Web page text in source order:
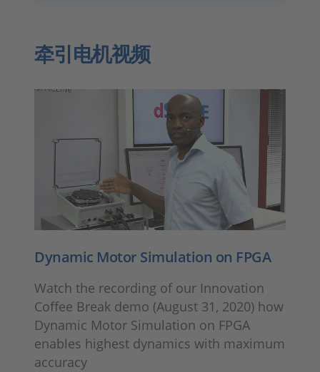
牵引电机视频
Dynamic Motor Simulation on FPGA
Watch the recording of our Innovation
Coffee Break demo (August 31, 2020) how
Dynamic Motor Simulation on FPGA
enables highest dynamics with maximum
accuracy